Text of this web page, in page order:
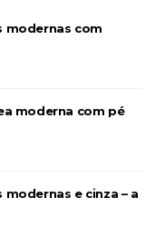
modernas com
moderna com pé
modernas e cinza – a